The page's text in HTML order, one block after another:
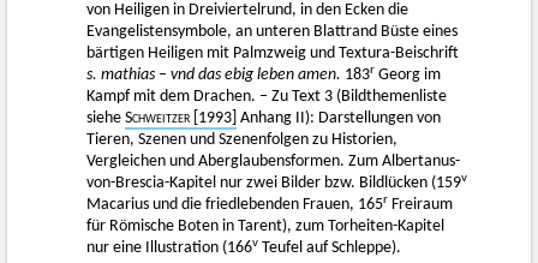
von Heiligen in Dreiviertelrund, in den Ecken die
Evangelistensymbole, an unteren Blattrand Büste eines
bärtigen Heiligen mit Palmzweig und Textura-Beischrift
s. mathias – vnd das ebig leben amen. 183r Georg im
Kampf mit dem Drachen. – Zu Text 3 (Bildthemenliste
siehe Schweitzer [1993] Anhang II): Darstellungen von
Tieren, Szenen und Szenenfolgen zu Historien,
Vergleichen und Aberglaubensformen. Zum Albertanus-
von-Brescia-Kapitel nur zwei Bilder bzw. Bildlücken (159v
Macarius und die friedlebenden Frauen, 165r Freiraum
für Römische Boten in Tarent), zum Torheiten-Kapitel
nur eine Illustration (166v Teufel auf Schleppe).